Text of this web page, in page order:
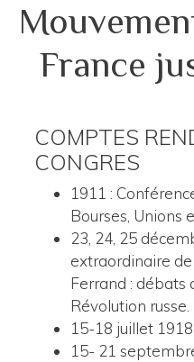
France
COMPTES
CONGRES
1911 :
Bourses, Unions
23, 24, 25
extraordinaire
Ferrand : débats
Révolution russe.
15-18 juillet
15- 21